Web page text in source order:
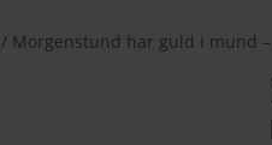
/ Morgenstund har guld i mund –